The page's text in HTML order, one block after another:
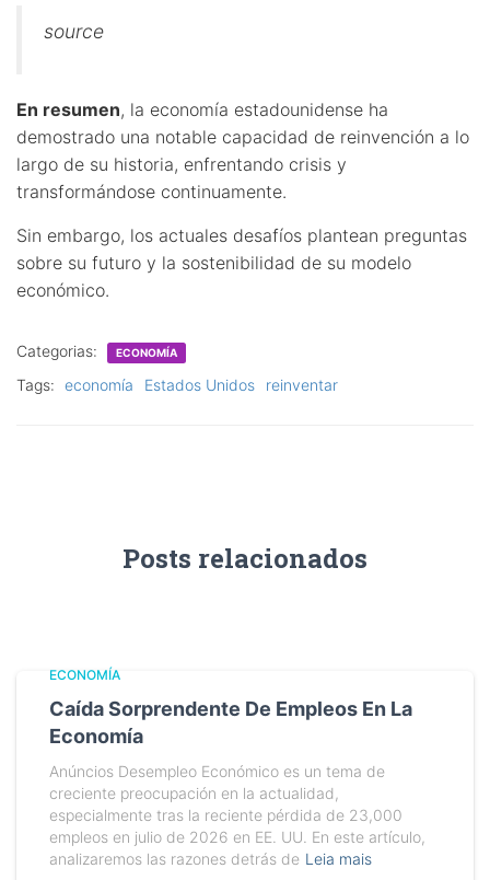
source
En resumen, la economía estadounidense ha
demostrado una notable capacidad de reinvención a lo
largo de su historia, enfrentando crisis y
transformándose continuamente.
Sin embargo, los actuales desafíos plantean preguntas
sobre su futuro y la sostenibilidad de su modelo
económico.
Categorias: ECONOMÍA
Tags: economía Estados Unidos reinventar
Posts relacionados
ECONOMÍA
Caída Sorprendente De Empleos En La
Economía
Anúncios Desempleo Económico es un tema de
creciente preocupación en la actualidad,
especialmente tras la reciente pérdida de 23,000
empleos en julio de 2026 en EE. UU. En este artículo,
analizaremos las razones detrás de Leia mais